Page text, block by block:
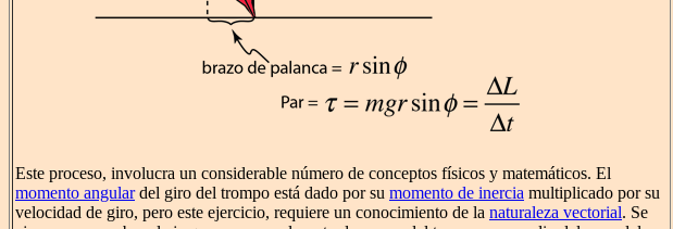
Este proceso, involucra un considerable número de conceptos físicos y matemáticos. El
momento angulardel giro del trompo está dado por su momento de inercia multiplicado por su
velocidad de giro, pero este ejercicio, requiere un conocimiento de la naturaleza vectorial. Se